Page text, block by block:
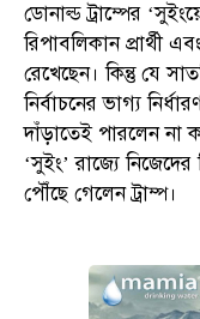
ডোনাল্ড ট্রাম্পের
রিপাবলিকান প্রার্থী
রেখেছেন। কিন্তু যে
নির্বাচনের ভাগ্য
দাঁড়াতেই পারলেন
‘সুইং’ রাজ্যে
পৌঁছে গেলেন ট্রাম্প।